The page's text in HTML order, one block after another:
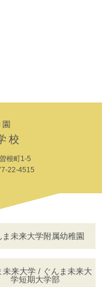
校
根町1-5
22-4515
ま未来大学附属幼稚園
未来大学 / ぐんま未来大
学短期大学部